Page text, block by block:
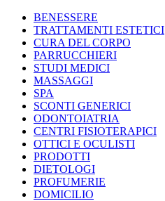
BENESSERE
TRATTAMENTI ESTETICI
CURA DEL CORPO
PARRUCCHIERI
STUDI MEDICI
MASSAGGI
SPA
SCONTI GENERICI
ODONTOIATRIA
CENTRI FISIOTERAPICI
OTTICI E OCULISTI
PRODOTTI
DIETOLOGI
PROFUMERIE
DOMICILIO